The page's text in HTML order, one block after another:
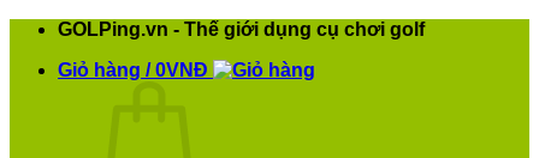
GOLPing.vn - Thế giới dụng cụ chơi golf
Giỏ hàng /0VNĐ